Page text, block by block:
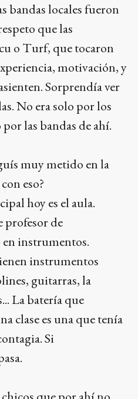
bandas locales fueron
que las
o Turf, que tocaron
motivación, y
Sorprendía ver
No era solo por los
las bandas de ahí.
muy metido en la
eso?
hoy es el aula.
profesor de
instrumentos.
instrumentos
guitarras, la
La batería que
clase es una que tenía
Si